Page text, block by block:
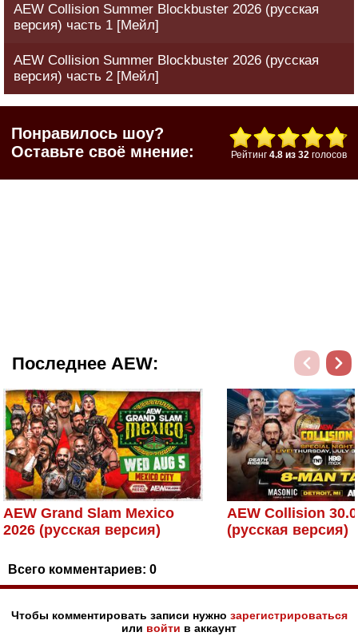
AEW Collision Summer Blockbuster 2026 (русская
версия) часть 1 [Мейл]
AEW Collision Summer Blockbuster 2026 (русская
версия) часть 2 [Мейл]
Понравилось шоу?
Оставьте своё мнение:
Рейтинг 4.8 из 32голосов
Последнее AEW:
AEW Grand Slam Mexico
2026 (русская версия)
AEW Collision
(русская версия)
Всего комментариев: 0
Чтобы комментировать записи нужно зарегистрироваться
или войти в аккаунт